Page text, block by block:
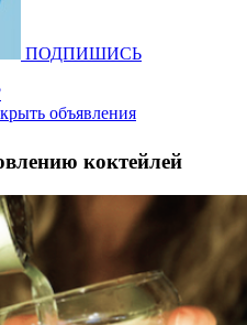
ПОДПИШИСЬ
объявления
коктейлей